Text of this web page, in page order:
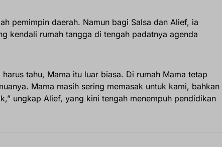
pemimpin daerah. Namun bagi Salsa dan Alief, ia
kendali rumah tangga di tengah padatnya agenda
tahu, Mama itu luar biasa. Di rumah Mama tetap
Mama masih sering memasak untuk kami, bahkan
ungkap Alief, yang kini tengah menempuh pendidikan